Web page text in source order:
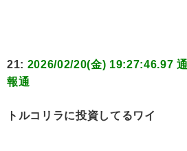
21: 2026/02/20(金) 19:27:46.97
報通
トルコリラに投資してるワイ